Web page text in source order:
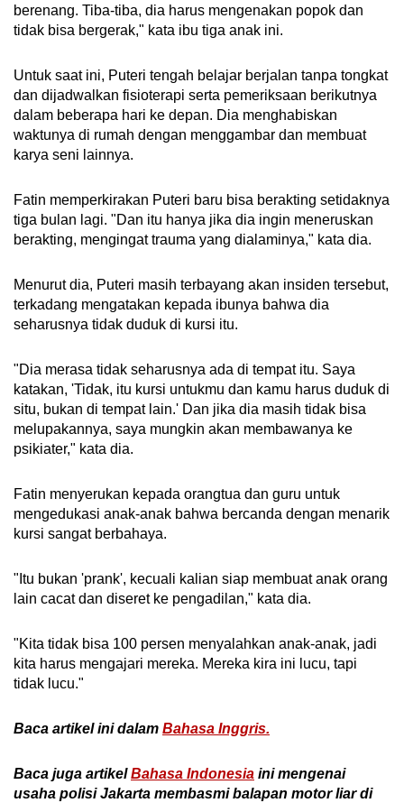
berenang. Tiba-tiba, dia harus mengenakan popok dan
tidak bisa bergerak," kata ibu tiga anak ini.
Untuk saat ini, Puteri tengah belajar berjalan tanpa tongkat
dan dijadwalkan fisioterapi serta pemeriksaan berikutnya
dalam beberapa hari ke depan. Dia menghabiskan
waktunya di rumah dengan menggambar dan membuat
karya seni lainnya.
Fatin memperkirakan Puteri baru bisa berakting setidaknya
tiga bulan lagi. "Dan itu hanya jika dia ingin meneruskan
berakting, mengingat trauma yang dialaminya," kata dia.
Menurut dia, Puteri masih terbayang akan insiden tersebut,
terkadang mengatakan kepada ibunya bahwa dia
seharusnya tidak duduk di kursi itu.
"Dia merasa tidak seharusnya ada di tempat itu. Saya
katakan, 'Tidak, itu kursi untukmu dan kamu harus duduk di
situ, bukan di tempat lain.' Dan jika dia masih tidak bisa
melupakannya, saya mungkin akan membawanya ke
psikiater," kata dia.
Fatin menyerukan kepada orangtua dan guru untuk
mengedukasi anak-anak bahwa bercanda dengan menarik
kursi sangat berbahaya.
"Itu bukan 'prank', kecuali kalian siap membuat anak orang
lain cacat dan diseret ke pengadilan," kata dia.
"Kita tidak bisa 100 persen menyalahkan anak-anak, jadi
kita harus mengajari mereka. Mereka kira ini lucu, tapi
tidak lucu."
Baca artikel ini dalam Bahasa Inggris.
Baca juga artikelBahasa Indonesia ini mengenai
usaha polisi Jakarta membasmi balapan motor liar di